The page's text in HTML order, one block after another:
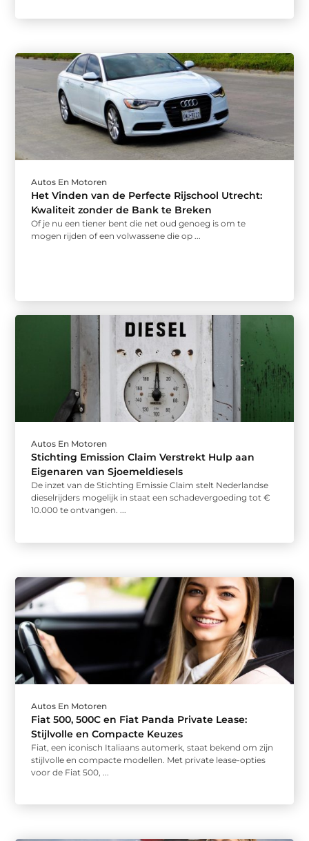
Autos En Motoren
Het Vinden van de Perfecte Rijschool Utrecht:
Kwaliteit zonder de Bank te Breken
Of je nu een tiener bent die net oud genoeg is om te
mogen rijden of een volwassene die op ...
Autos En Motoren
Stichting Emission Claim Verstrekt Hulp aan
Eigenaren van Sjoemeldiesels
De inzet van de Stichting Emissie Claim stelt Nederlandse
dieselrijders mogelijk in staat een schadevergoeding tot €
10.000 te ontvangen. ...
Autos En Motoren
Fiat 500, 500C en Fiat Panda Private Lease:
Stijlvolle en Compacte Keuzes
Fiat, een iconisch Italiaans automerk, staat bekend om zijn
stijlvolle en compacte modellen. Met private lease-opties
voor de Fiat 500, ...